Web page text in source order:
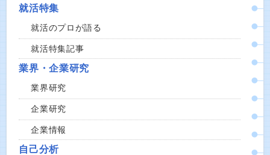
就活特集
就活のプロが語る
就活特集記事
業界・企業研究
業界研究
企業研究
企業情報
自己分析